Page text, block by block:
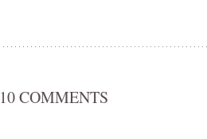
10 COMMENTS